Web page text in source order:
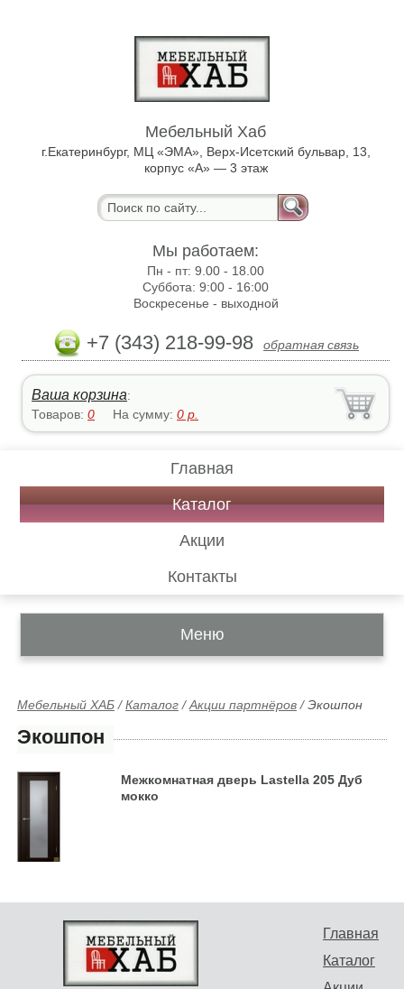
Мебельный Хаб
г.Екатеринбург, МЦ «ЭМА», Верх-Исетский бульвар, 13,
корпус «А» — 3 этаж
Мы работаем:
Пн - пт:9.00 - 18.00
Суббота:9:00 - 16:00
Воскресенье - выходной
+7 (343) 218-99-98 обратная связь
Ваша корзина:
Товаров:0 На сумму:0 р.
Главная
Каталог
Акции
Контакты
Меню
Мебельный ХАБ /Каталог /Акции партнёров /Экошпон
Экошпон
Межкомнатная дверь Lastella 205 Дуб
мокко
Главная
Каталог